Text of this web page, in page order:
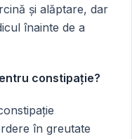
și alăptare, dar
înainte de a
constipație?
în greutate